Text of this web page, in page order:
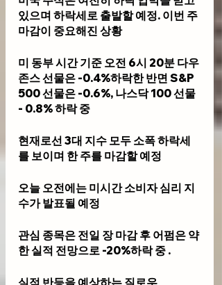
있으며 하락세로 출발할 예정. 이번 주
마감이 중요해진 상황
미 동부 시간 기준 오전 6시 20분 다우
존스 선물은 -0.4%하락한 반면 S&P
500 선물은 -0.6%, 나스닥 100 선물
- 0.8% 하락 중
현재로선 3대 지수 모두 소폭 하락세
를 보이며 한 주를 마감할 예정
오늘 오전에는 미시간 소비자 심리 지
수가 발표될 예정
관심 종목은 전일 장 마감 후 어펌은 약
한 실적 전망으로 -20%하락 중 .
실적 반등을 예상하는 질로우